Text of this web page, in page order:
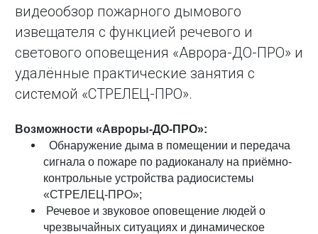
видеообзор пожарного дымового
извещателя с функцией речевого и
светового оповещения «Аврора-ДО-ПРО» и
удалённые практические занятия с
системой «СТРЕЛЕЦ-ПРО».
Возможности «Авроры-ДО-ПРО»:
Обнаружение дыма в помещении и передача
сигнала о пожаре по радиоканалу на приёмно-
контрольные устройства радиосистемы
«СТРЕЛЕЦ-ПРО»;
Речевое и звуковое оповещение людей о
чрезвычайных ситуациях и динамическое